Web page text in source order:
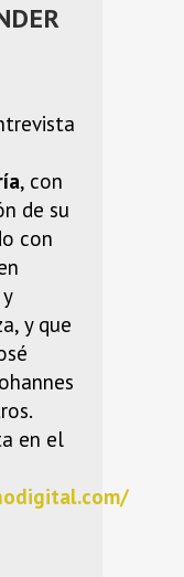
, con
de su
con
y que
en el